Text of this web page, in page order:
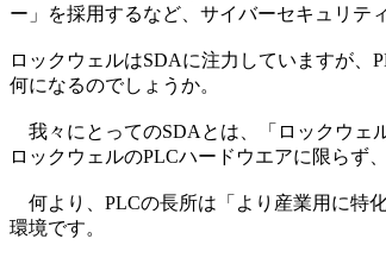
ー」を採用するなど、サイバーセキュリテ
ロックウェルはSDAに注力していますが、
何になるのでしょうか。
我々にとってのSDAとは、「ロックウェ
ロックウェルのPLCハードウエアに限らず
何より、PLCの長所は「より産業用に特
環境です。